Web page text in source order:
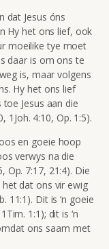
dat Jesus óns
Hy het ons lief, ook
moeilike tye moet
daar is om ons te
is, maar volgens
Hy het ons lief
Jesus aan die
1Joh. 4:10, Op. 1:5).
en goeie hoop
verwys na die
Op. 7:17, 21:4). Die
dat ons vir ewig
11:1). Dit is ‘n goeie
1:1); dit is ‘n
ons saam met